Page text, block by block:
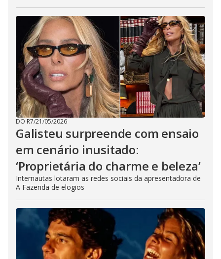
DO R7/21/05/2026
Galisteu surpreende com ensaio
em cenário inusitado:
‘Proprietária do charme e beleza’
Internautas lotaram as redes sociais da apresentadora de
A Fazenda de elogios